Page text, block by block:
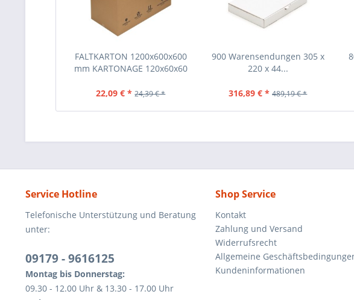
FALTKARTON 1200x600x600
mm KARTONAGE 120x60x60
22,09 € * 24,39 € *
900 Warensendungen 305 x
220 x 44...
316,89 € * 489,19 € *
Service Hotline
Telefonische Unterstützung und Beratung
unter:
09179 - 9616125
Montag bis Donnerstag:
09.30 - 12.00 Uhr & 13.30 - 17.00 Uhr
Shop Service
Kontakt
Zahlung und Versand
Widerrufsrecht
Allgemeine
Kundeninformationen